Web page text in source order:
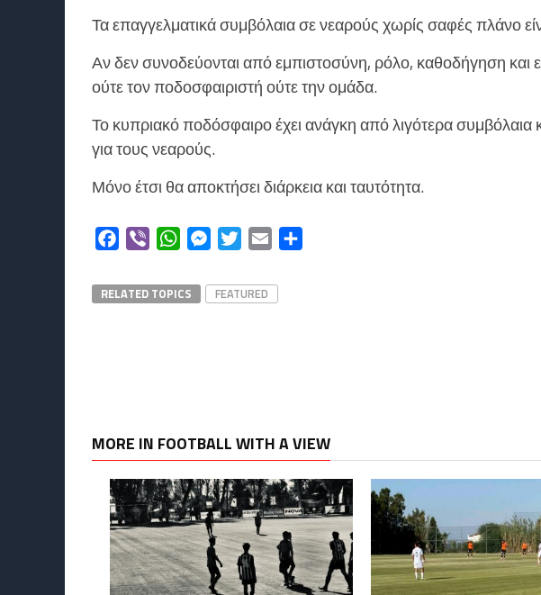
Τα επαγγελματικά συμβόλαια σε νεαρούς χωρίς σαφές πλάνο
Αν δεν συνοδεύονται από εμπιστοσύνη, ρόλο, καθοδήγηση και
ούτε τον ποδοσφαιριστή ούτε την ομάδα.
Το κυπριακό ποδόσφαιρο έχει ανάγκη από λιγότερα συμβόλαια
για τους νεαρούς.
Μόνο έτσι θα αποκτήσει διάρκεια και ταυτότητα.
Facebook
Viber WhatsAppMessengerTwitterEmail
RELATED TOPICS FEATURED
MORE IN FOOTBALL WITH A VIEW